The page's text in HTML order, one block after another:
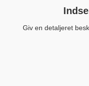
Giv en detaljeret